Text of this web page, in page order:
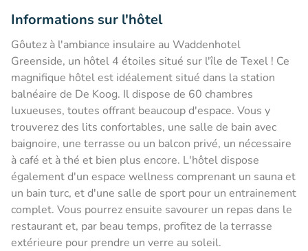
Informations sur l'hôtel
Gôutez à l'ambiance insulaire au Waddenhotel
Greenside, un hôtel 4 étoiles situé sur l'île de Texel ! Ce
magnifique hôtel est idéalement situé dans la station
balnéaire de De Koog. Il dispose de 60 chambres
luxueuses, toutes offrant beaucoup d'espace. Vous y
trouverez des lits confortables, une salle de bain avec
baignoire, une terrasse ou un balcon privé, un nécessaire
à café et à thé et bien plus encore. L'hôtel dispose
également d'un espace wellness comprenant un sauna et
un bain turc, et d'une salle de sport pour un entrainement
complet. Vous pourrez ensuite savourer un repas dans le
restaurant et, par beau temps, profitez de la terrasse
extérieure pour prendre un verre au soleil.